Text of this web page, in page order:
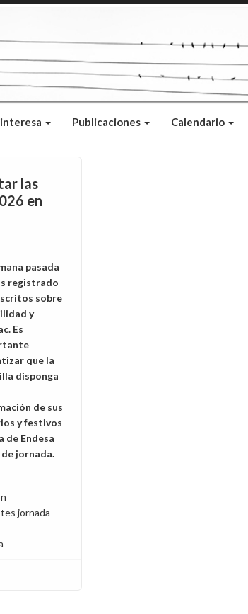
Publicaciones Calendario
las
en
pasada
registrado
sobre
y
Es
que la
disponga
de sus
y festivos
de Endesa
de jornada.
jornada